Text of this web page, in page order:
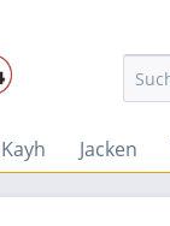
Jacken